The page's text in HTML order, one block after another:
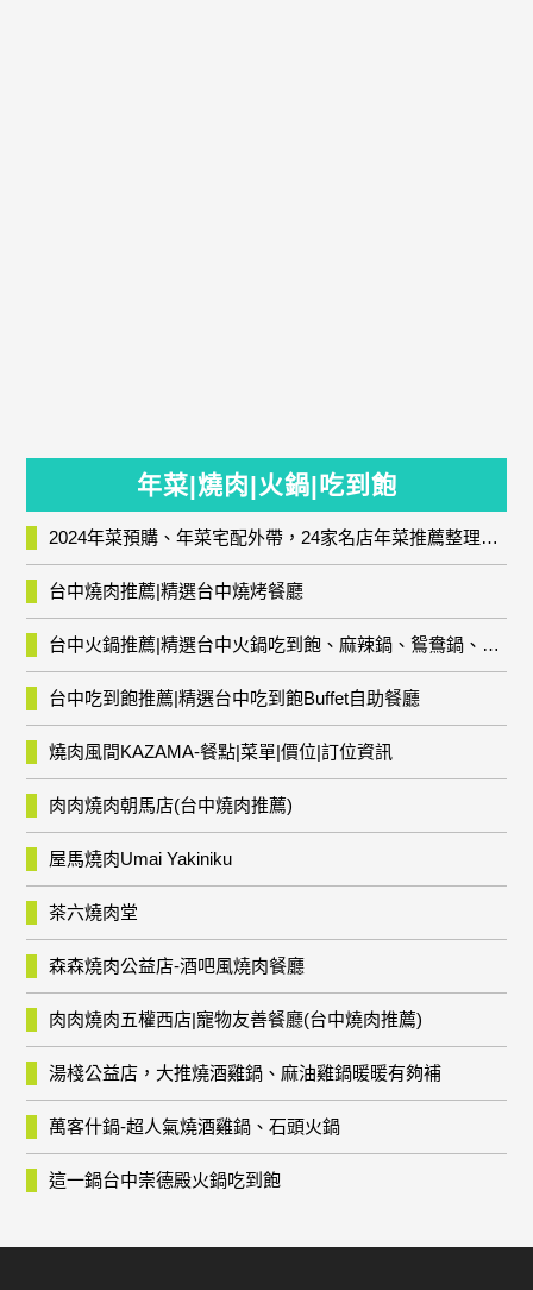
年菜|燒肉|火鍋|吃到飽
2024年菜預購、年菜宅配外帶，24家名店年菜推薦整理，圍爐輕鬆上菜團圓趣
台中燒肉推薦|精選台中燒烤餐廳
台中火鍋推薦|精選台中火鍋吃到飽、麻辣鍋、鴛鴦鍋、石頭火鍋、酸菜白肉鍋、海鮮鍋、燒酒雞、麻油雞、壽喜燒等熱門人氣火鍋店!
台中吃到飽推薦|精選台中吃到飽Buffet自助餐廳
燒肉風間KAZAMA-餐點|菜單|價位|訂位資訊
肉肉燒肉朝馬店(台中燒肉推薦)
屋馬燒肉Umai Yakiniku
茶六燒肉堂
森森燒肉公益店-酒吧風燒肉餐廳
肉肉燒肉五權西店|寵物友善餐廳(台中燒肉推薦)
湯棧公益店，大推燒酒雞鍋、麻油雞鍋暖暖有夠補
萬客什鍋-超人氣燒酒雞鍋、石頭火鍋
這一鍋台中崇德殿火鍋吃到飽